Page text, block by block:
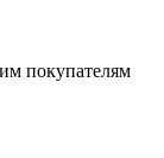
покупателям